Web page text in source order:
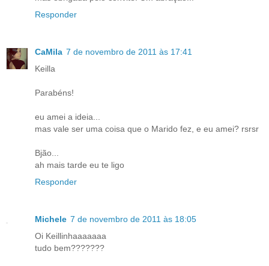
Responder
CaMila 7 de novembro de 2011 às 17:41
Keilla
Parabéns!
eu amei a ideia...
mas vale ser uma coisa que o Marido fez, e eu amei? rsrsr
Bjão...
ah mais tarde eu te ligo
Responder
Michele 7 de novembro de 2011 às 18:05
Oi Keillinhaaaaaaa
tudo bem???????